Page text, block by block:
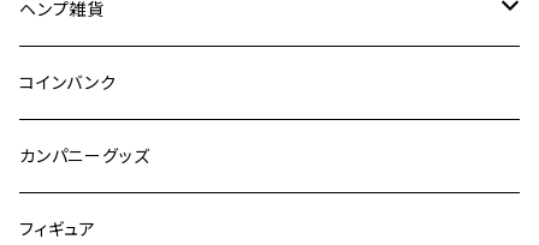
食品
自動車
嗜好品
スポーツ
映画
キャラクター
ヘンプ雑貨
麻紐
コインバンク
カンパニーグッズ
フィギュア